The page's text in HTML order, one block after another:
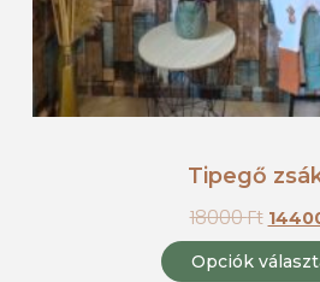
Tipegő
18000Ft
Opciók